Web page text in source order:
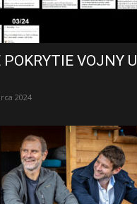
VOJNY U
2024